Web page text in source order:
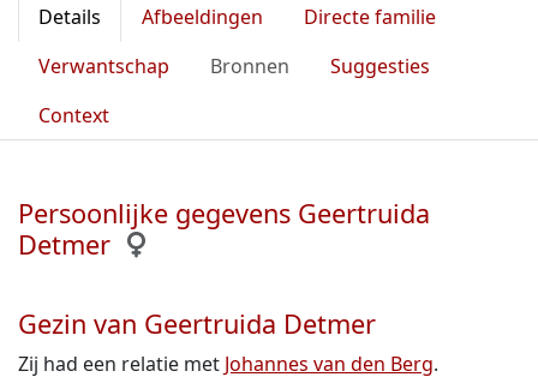
Details Afbeeldingen
Directe familie
Verwantschap
Bronnen
Suggesties
Context
Persoonlijke gegevens Geertruida
Detmer
Gezin van Geertruida Detmer
Zij had een relatie met Johannes van den Berg.